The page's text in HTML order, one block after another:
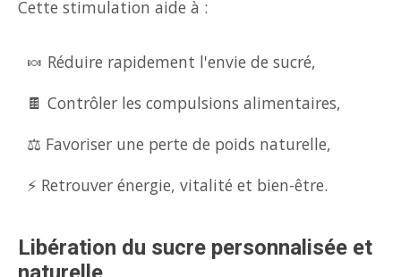
Cette stimulation aide à :
🍬 Réduire rapidement l'envie de sucré,
🍫 Contrôler les compulsions alimentaires,
⚖️ Favoriser une perte de poids naturelle,
⚡ Retrouver énergie, vitalité et bien-être.
Libération du sucre personnalisée et